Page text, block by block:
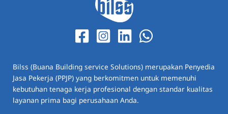
Bilss (Buana Building service Solutions) merupakan Penyedia
Jasa Pekerja (PPJP) yang berkomitmen untuk memenuhi
kebutuhan tenaga kerja profesional dengan standar kualitas
layanan prima bagi perusahaan Anda.